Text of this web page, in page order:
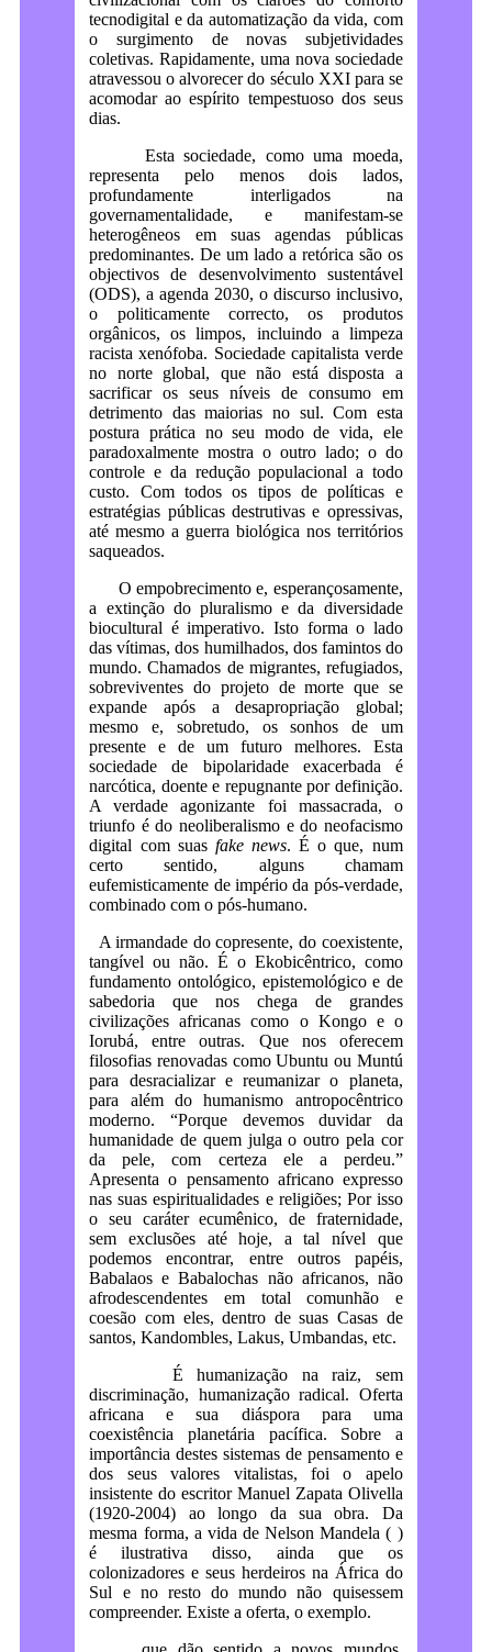
tecnodigital e da automatização da vida, com
o surgimento de novas subjetividades
coletivas. Rapidamente, uma nova sociedade
atravessou o alvorecer do século XXI para se
acomodar ao espírito tempestuoso dos seus
dias.
Esta sociedade, como uma moeda,
representa pelo menos dois lados,
profundamente interligados na
governamentalidade, e manifestam-se
heterogêneos em suas agendas públicas
predominantes. De um lado a retórica são os
objectivos de desenvolvimento sustentável
(ODS), a agenda 2030, o discurso inclusivo,
o politicamente correcto, os produtos
orgânicos, os limpos, incluindo a limpeza
racista xenófoba. Sociedade capitalista verde
no norte global, que não está disposta a
sacrificar os seus níveis de consumo em
detrimento das maiorias no sul. Com esta
postura prática no seu modo de vida, ele
paradoxalmente mostra o outro lado; o do
controle e da redução populacional a todo
custo. Com todos os tipos de políticas e
estratégias públicas destrutivas e opressivas,
até mesmo a guerra biológica nos territórios
saqueados.
O empobrecimento e, esperançosamente,
a extinção do pluralismo e da diversidade
biocultural é imperativo. Isto forma o lado
das vítimas, dos humilhados, dos famintos do
mundo. Chamados de migrantes, refugiados,
sobreviventes do projeto de morte que se
expande após a desapropriação global;
mesmo e, sobretudo, os sonhos de um
presente e de um futuro melhores. Esta
sociedade de bipolaridade exacerbada é
narcótica, doente e repugnante por definição.
A verdade agonizante foi massacrada, o
triunfo é do neoliberalismo e do neofacismo
digital com suas fake news. É o que, num
certo sentido, alguns chamam
eufemisticamente de império da pós-verdade,
combinado com o pós-humano.
A irmandade do copresente, do coexistente,
tangível ou não. É o Ekobicêntrico, como
fundamento ontológico, epistemológico e de
sabedoria que nos chega de grandes
civilizações africanas como o Kongo e o
Iorubá, entre outras. Que nos oferecem
filosofias renovadas como Ubuntu ou Muntú
para desracializar e reumanizar o planeta,
para além do humanismo antropocêntrico
moderno. “Porque devemos duvidar da
humanidade de quem julga o outro pela cor
da pele, com certeza ele a perdeu.”
Apresenta o pensamento africano expresso
nas suas espiritualidades e religiões; Por isso
o seu caráter ecumênico, de fraternidade,
sem exclusões até hoje, a tal nível que
podemos encontrar, entre outros papéis,
Babalaos e Babalochas não africanos, não
afrodescendentes em total comunhão e
coesão com eles, dentro de suas Casas de
santos, Kandombles, Lakus, Umbandas, etc.
É humanização na raiz, sem
discriminação, humanização radical. Oferta
africana e sua diáspora para uma
coexistência planetária pacífica. Sobre a
importância destes sistemas de pensamento e
dos seus valores vitalistas, foi o apelo
insistente do escritor Manuel Zapata Olivella
(1920-2004) ao longo da sua obra. Da
mesma forma, a vida de Nelson Mandela ( )
é ilustrativa disso, ainda que os
colonizadores e seus herdeiros na África do
Sul e no resto do mundo não quisessem
compreender. Existe a oferta, o exemplo.